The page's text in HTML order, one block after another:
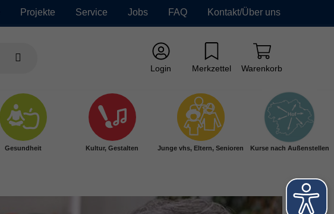
Projekte Service Jobs FAQ Kontakt/Über uns
Login Merkzettel Warenkorb
Gesundheit Kultur, Gestalten Junge vhs, Eltern, Senioren Kurse nach Außenstellen